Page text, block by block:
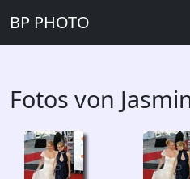
BP PHOTO
Fotos von